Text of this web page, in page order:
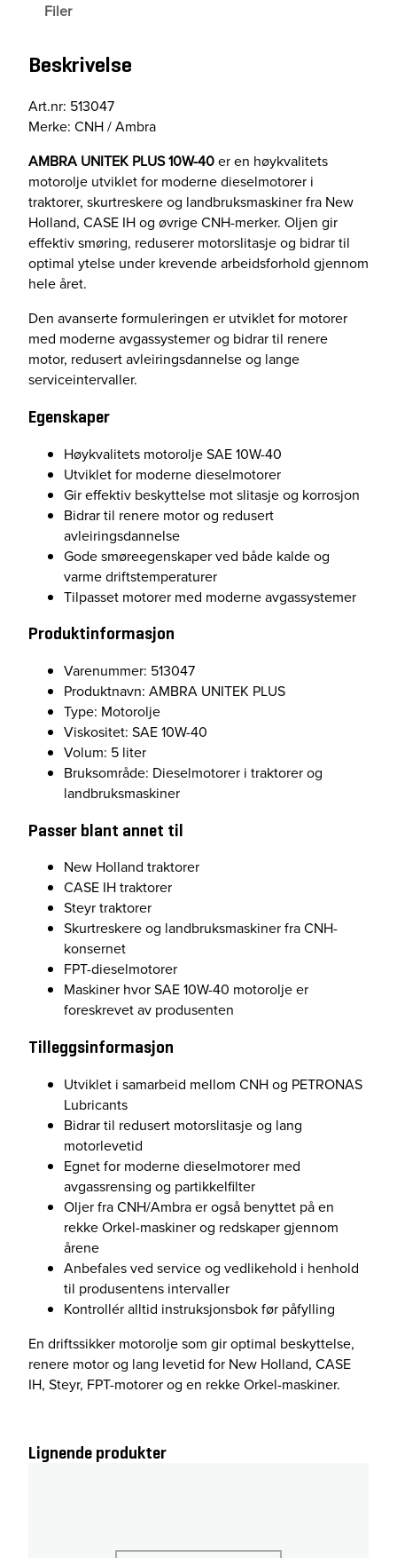
T
K
P
U
S
1
0
W
-
4
a
n
t
a
l
Filer
Beskrivelse
Art.nr: 513047
Merke: CNH / Ambra
AMBRA UNITEK PLUS 10W-40er en høykvalitets
motorolje utviklet for moderne dieselmotorer i
traktorer, skurtreskere og landbruksmaskiner fra New
Holland, CASE IH og øvrige CNH-merker. Oljen gir
effektiv smøring, reduserer motorslitasje og bidrar til
optimal ytelse under krevende arbeidsforhold gjennom
hele året.
Den avanserte formuleringen er utviklet for motorer
med moderne avgassystemer og bidrar til renere
motor, redusert avleiringsdannelse og lange
serviceintervaller.
Egenskaper
Høykvalitets motorolje SAE 10W-40
Utviklet for moderne dieselmotorer
Gir effektiv beskyttelse mot slitasje og korrosjon
Bidrar til renere motor og redusert
avleiringsdannelse
Gode smøreegenskaper ved både kalde og
varme driftstemperaturer
Tilpasset motorer med moderne avgassystemer
Produktinformasjon
Varenummer: 513047
Produktnavn: AMBRA UNITEK PLUS
Type: Motorolje
Viskositet: SAE 10W-40
Volum: 5 liter
Bruksområde: Dieselmotorer i traktorer og
landbruksmaskiner
Passer blant annet til
New Holland traktorer
CASE IH traktorer
Steyr traktorer
Skurtreskere og landbruksmaskiner fra CNH-
konsernet
FPT-dieselmotorer
Maskiner hvor SAE 10W-40 motorolje er
foreskrevet av produsenten
Tilleggsinformasjon
Utviklet i samarbeid mellom CNH og PETRONAS
Lubricants
Bidrar til redusert motorslitasje og lang
motorlevetid
Egnet for moderne dieselmotorer med
avgassrensing og partikkelfilter
Oljer fra CNH/Ambra er også benyttet på en
rekke Orkel-maskiner og redskaper gjennom
årene
Anbefales ved service og vedlikehold i henhold
til produsentens intervaller
Kontrollér alltid instruksjonsbok før påfylling
En driftssikker motorolje som gir optimal beskyttelse,
renere motor og lang levetid for New Holland, CASE
IH, Steyr, FPT-motorer og en rekke Orkel-maskiner.
Lignende produkter